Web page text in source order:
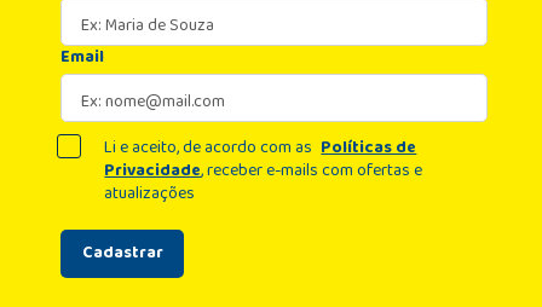
Email
Cadastrar
Li e aceito, de acordo com as Políticas de
Privacidade, receber e-mails com ofertas e
atualizações